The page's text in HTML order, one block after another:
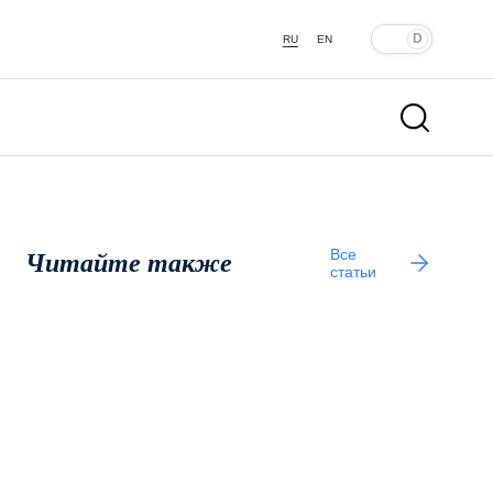
RU EN
Читайте также
Все
статьи